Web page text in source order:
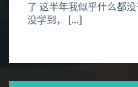
了 这半年我似乎什么都
没学到， […]